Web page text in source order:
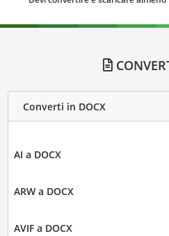
Converti in DOCX
AI a DOCX
ARW a DOCX
AVIF a DOCX